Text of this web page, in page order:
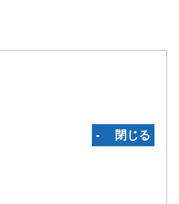
‐ 閉じる